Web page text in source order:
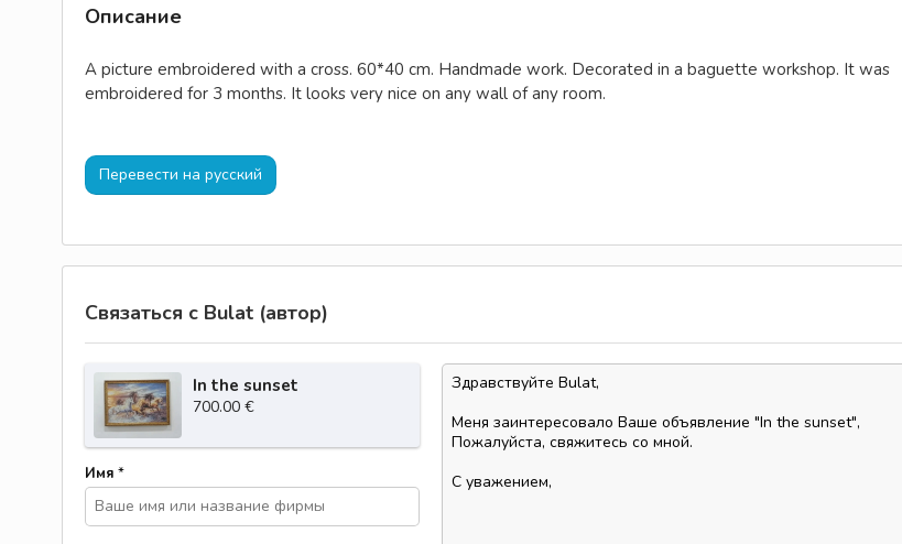
Описание
A picture embroidered with a cross. 60*40 cm. Handmade work. Decorated in a baguette workshop. It was
embroidered for 3 months. It looks very nice on any wall of any room.
Перевести на русский
Связаться с Bulat (автор)
In the sunset
700.00 €
Имя *